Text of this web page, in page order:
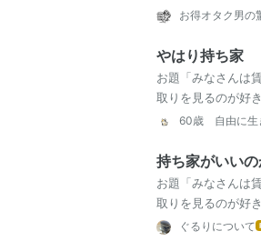
さんはどちらです
お得オタク男の
やはり持ち家
お題「みなさんは
取りを見るのが好
さんはどちらです
60歳 自由に生
持ち家がいい
お題「みなさんは
取りを見るのが好
さんはどちらです
ぐるりについて